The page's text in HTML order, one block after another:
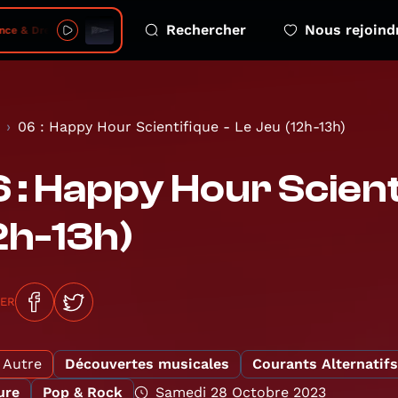
- 2026-08-06 - s05 e04 free greenland kalaallit nunaat
Rechercher Nous
06 : Happy Hour Scientifique - Le Jeu (12h-13h)
: Happy Hour
13h)
Autre Découvertes musicales
Courants Alternatifs
Pop & Rock Samedi 28 Octobre 2023